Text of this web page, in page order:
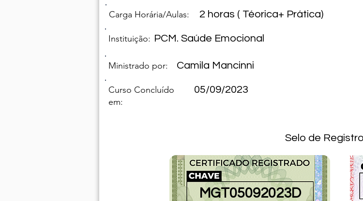
Carga Horária/Aulas: 2 horas ( Téorica+ Prática)
Instituição: PCM. Saúde Emocional
Ministrado por: Camila Mancinni
Curso Concluído
em:
05/09/2023
Selo de Registro
MGT05092023D